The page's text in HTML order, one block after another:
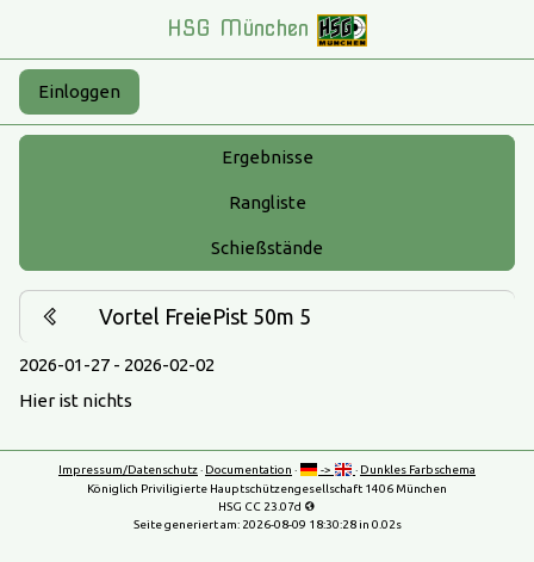
HSG München
Einloggen
Ergebnisse
Rangliste
Schießstände
Vortel FreiePist 50m 5
2026-01-27 - 2026-02-02
Hier ist nichts
Impressum/Datenschutz· Documentation · -> · Dunkles Farbschema
Königlich Priviligierte Hauptschützengesellschaft 1406 München
HSG CC 23.07d
Seite generiert am: 2026-08-09 18:30:28in 0.02s